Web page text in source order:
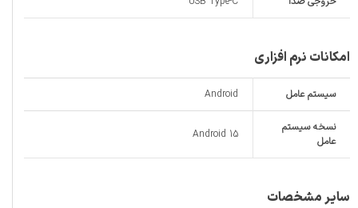
امکانات نرم افزاری
سیستم عامل Android
نسخه سیستم
عامل
Android 15
سایر مشخصات